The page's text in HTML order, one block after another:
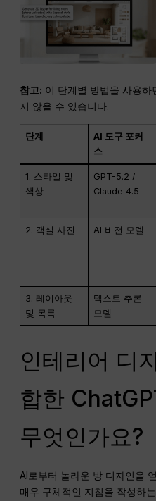
참고: 이 단계별 방법을 사용
지 않을 수 있습니다.
단계
AI 도구 포커
스
1. 스타일 및
색상
GPT-5.2 /
Claude 4.5
2. 객실 사진 AI 비전 모델
3. 레이아웃
및 목록
텍스트 추론
모델
인테리어 디
합한
무엇인가요?
AI로부터 놀라운 방 디자인을
매우 구체적인 지침을 작성하